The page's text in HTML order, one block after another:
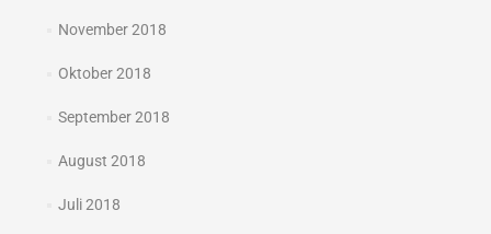
November 2018
Oktober 2018
September 2018
August 2018
Juli 2018